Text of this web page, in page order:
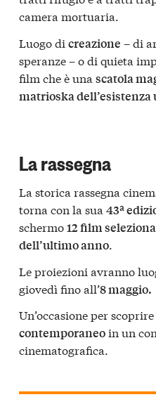
camera mortuaria.
Luogo di creazione – di
speranze – o di quieta
film che è una scatola
matrioska dell’esistenza
La rassegna
La storica rassegna
torna con la sua 43ª
schermo12 film
dell’ultimo anno.
Le proiezioni avranno
giovedì fino all’8 maggio.
Un’occasione per
contemporaneoin un
cinematografica.